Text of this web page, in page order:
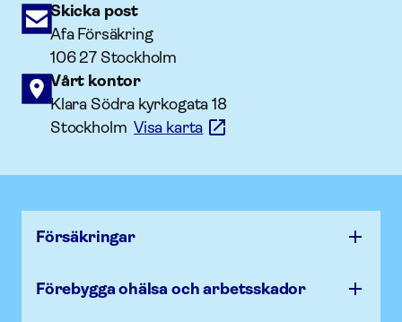
Skicka post
Afa Försäkring
106 27 Stockholm
Vårt kontor
Klara Södra kyrkogata 18
StockholmVisa karta
Försäk­ringar
Förebygga ohälsa och arbets­skador